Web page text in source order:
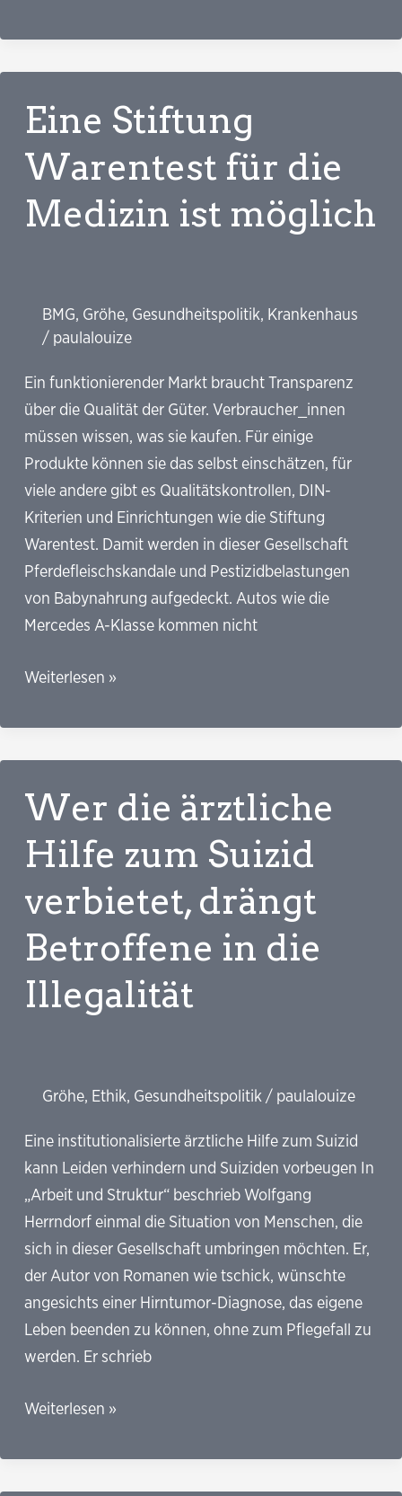
Gesundheitspolitik
Eine Stiftung
Warentest für die
Medizin ist möglich
BMG, Gröhe, Gesundheitspolitik, Krankenhaus
/ paulalouize
Ein funktionierender Markt braucht Transparenz
über die Qualität der Güter. Verbraucher_innen
müssen wissen, was sie kaufen. Für einige
Produkte können sie das selbst einschätzen, für
viele andere gibt es Qualitätskontrollen, DIN-
Kriterien und Einrichtungen wie die Stiftung
Warentest. Damit werden in dieser Gesellschaft
Pferdefleischskandale und Pestizidbelastungen
von Babynahrung aufgedeckt. Autos wie die
Mercedes A-Klasse kommen nicht
Eine
Warentest
für
Medizin
ist
möglich
Weiterlesen »
Wer die ärztliche
Hilfe zum Suizid
verbietet, drängt
Betroffene in die
Illegalität
Gröhe, Ethik, Gesundheitspolitik/ paulalouize
Eine institutionalisierte ärztliche Hilfe zum Suizid
kann Leiden verhindern und Suiziden vorbeugen In
„Arbeit und Struktur“ beschrieb Wolfgang
Herrndorf einmal die Situation von Menschen, die
sich in dieser Gesellschaft umbringen möchten. Er,
der Autor von Romanen wie tschick, wünschte
angesichts einer Hirntumor-Diagnose, das eigene
Leben beenden zu können, ohne zum Pflegefall zu
werden. Er schrieb
Wer
ärztliche
Hilfe
Weiterlesen »